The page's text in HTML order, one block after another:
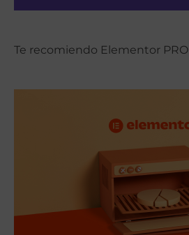
Te recomiendo Elementor PRO